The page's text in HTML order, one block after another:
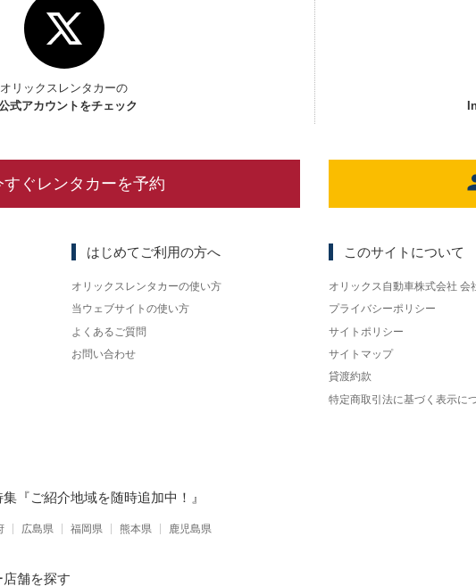
オリックスレンタカーの
式アカウントをチェック
すぐレンタカーを予約
はじめてご利用の方へ
オリックスレンタカーの使い方
当ウェブサイトの使い方
よくあるご質問
お問い合わせ
このサイトについて
オリックス自動車株式会社 会
プライバシーポリシー
サイトポリシー
サイトマップ
貸渡約款
特定商取引法に基づく表示に
集 『ご紹介地域を随時追加中！』
広島県 福岡県 熊本県 鹿児島県
舗を探す